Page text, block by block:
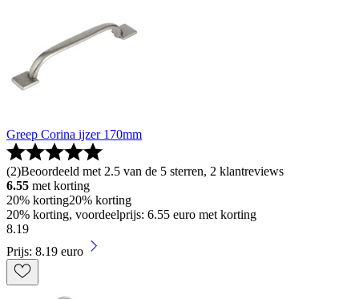
Greep Corina ijzer 170mm
(2)Beoordeeld met 2.5 van de 5 sterren, 2 klantreviews
6.55 met korting
20% korting20% korting
20% korting, voordeelprijs: 6.55 euro met korting
8.19
Prijs: 8.19 euro